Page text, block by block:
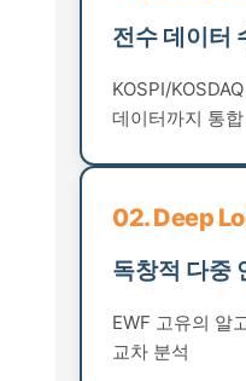
전수 데이터
KOSPI/
데이터까지 통합
02. Deep
독창적 다중
EWF 고유의 알
교차 분석